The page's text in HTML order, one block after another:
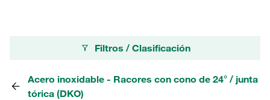
Filtros / Clasificación
Acero inoxidable - Racores con cono de 24° / junta
tórica (DKO)